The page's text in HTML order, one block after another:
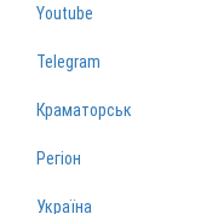
Youtube
Telegram
Краматорськ
Регіон
Україна